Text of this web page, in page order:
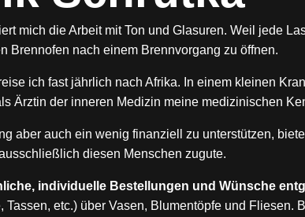
mich die Arbeit mit Ton und Glasuren. Weil jede
Brennofen nach einem Brennvorgang zu öffnen.
ich fast jährlich nach Afrika. In einem kleinen
Ärztin der inneren Medizin meine medizinischen
aber auch ein wenig finanziell zu unterstützen,
diesen Menschen zugute.
individuelle Bestellungen und Wünsche
Tassen, etc.) über Vasen, Blumentöpfe und